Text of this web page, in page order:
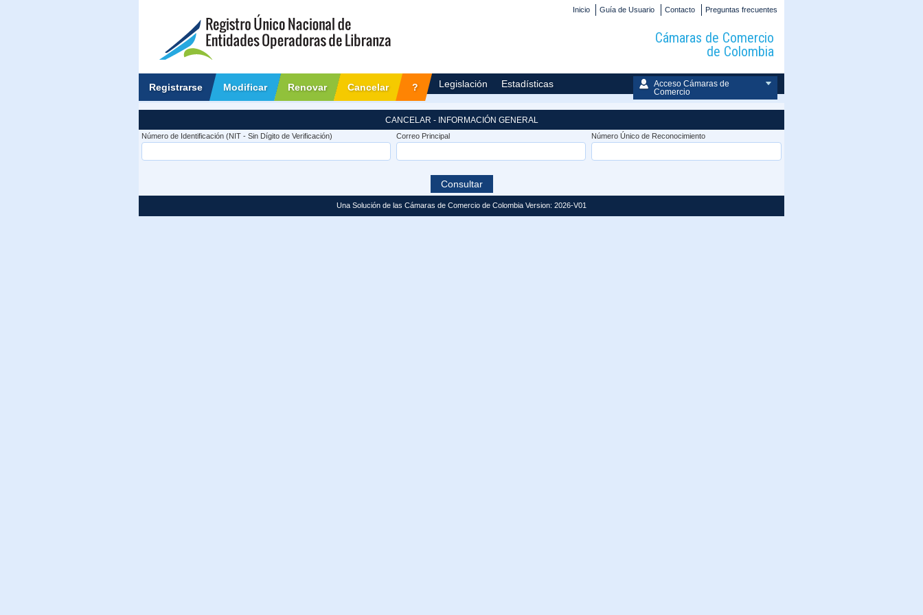
Inicio Guía de Usuario Contacto Preguntas frecuentes
Cámaras de Comercio
de Colombia
Acceso Cámaras de
Comercio
Registrarse Modificar Renovar Cancelar ? Legislación Estadísticas
CANCELAR - INFORMACIÓN GENERAL
Número de Identificación (NIT - Sin Dígito de Verificación) Correo Principal Número Único de Reconocimiento
Una Solución de las Cámaras de Comercio de Colombia Version: 2026-V01